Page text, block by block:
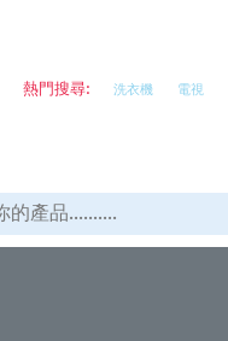
熱門搜尋: 洗衣機 電視